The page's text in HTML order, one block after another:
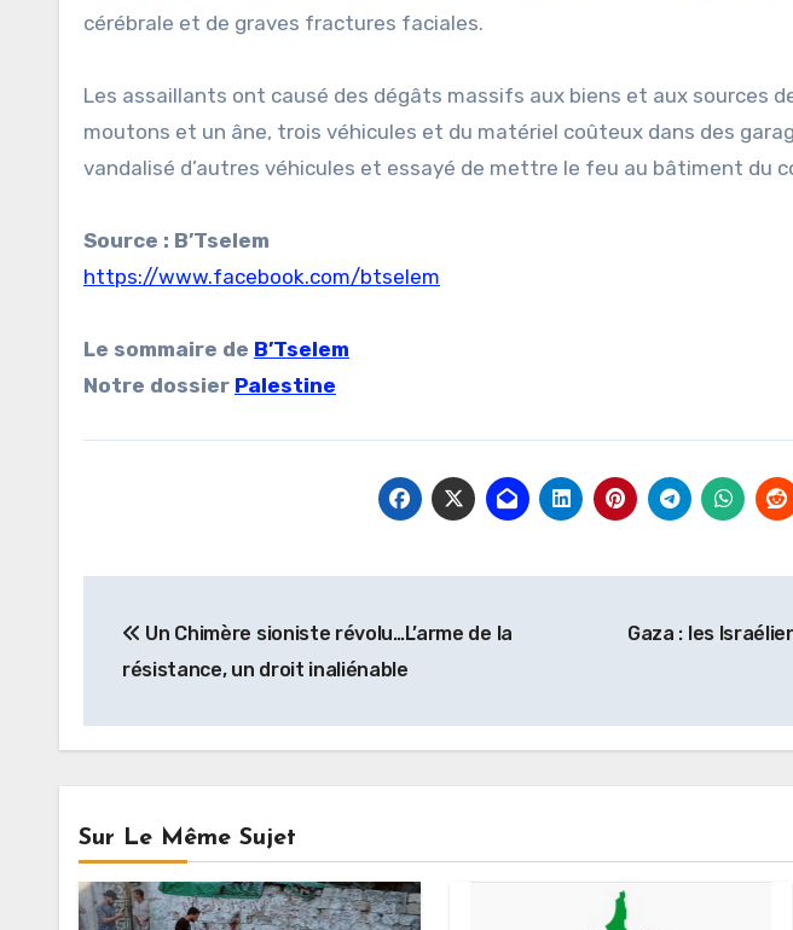
cérébrale et de graves fractures faciales.
Les assaillants ont causé des dégâts massifs aux biens et aux sources
moutons et un âne, trois véhicules et du matériel coûteux dans des
vandalisé d’autres véhicules et essayé de mettre le feu au bâtiment du
Source : B’Tselem
https://www.facebook.com/btselem
Le sommaire de B’Tselem
Notre dossier Palestine
de
Un Chimère sioniste révolu…L’arme de la
résistance, un droit inaliénable
Gaza : les
Sur Le Même Sujet